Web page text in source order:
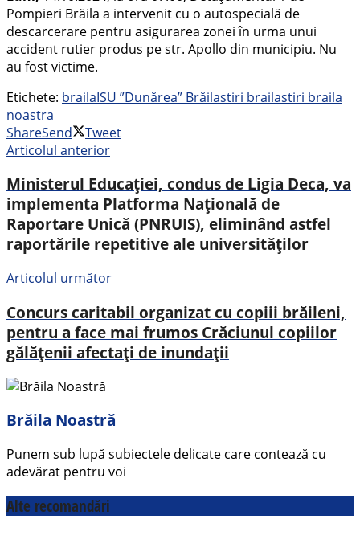
Pompieri Brăila a intervenit cu o autospecială de
descarcerare pentru asigurarea zonei în urma unui
accident rutier produs pe str. Apollo din municipiu. Nu
au fost victime.
Etichete: brailaISU ”Dunărea” Brăilastiri brailastiri braila
noastra
ShareSend
Tweet
Articolul anterior
Ministerul Educației, condus de Ligia Deca, va
implementa Platforma Națională de
Raportare Unică (PNRUIS), eliminând astfel
raportările repetitive ale universităților
Articolul următor
Concurs caritabil organizat cu copiii brăileni,
pentru a face mai frumos Crăciunul copiilor
gălățenii afectați de inundații
Brăila Noastră
Punem sub lupă subiectele delicate care contează cu
adevărat pentru voi
Alte recomandări